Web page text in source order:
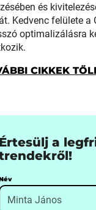
és
Kedvenc felülete a
optimalizálásra
CIKKEK
Értesülj a